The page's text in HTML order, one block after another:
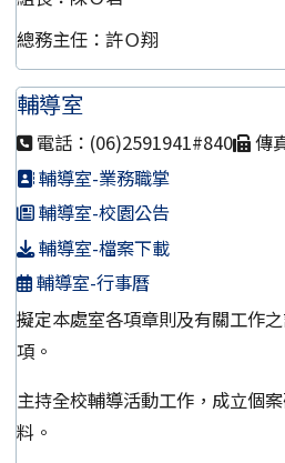
總務主任：許Ｏ翔
輔導室
電話：(06)2591941#840
傳
輔導室-業務職掌
輔導室-校園公告
輔導室-檔案下載
輔導室-行事曆
擬定本處室各項章則及有關工作
項。
主持全校輔導活動工作，成立個
料。